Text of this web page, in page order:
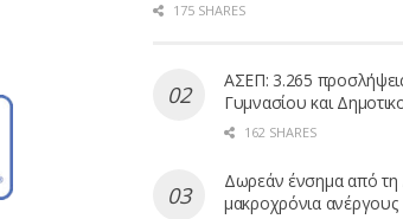
175 SHARES
ΑΣΕΠ: 3.265
Γυμνασίου και
162 SHARES
Δωρεάν ένσημα από τη
μακροχρόνια ανέργους